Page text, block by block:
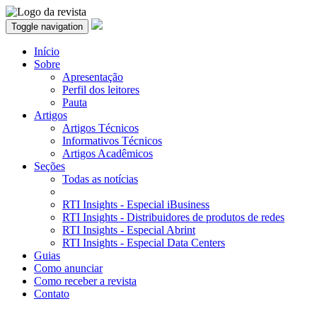
Toggle navigation
Início
Sobre
Apresentação
Perfil dos leitores
Pauta
Artigos
Artigos Técnicos
Informativos Técnicos
Artigos Acadêmicos
Seções
Todas as notícias
RTI Insights - Especial iBusiness
RTI Insights - Distribuidores de produtos de redes
RTI Insights - Especial Abrint
RTI Insights - Especial Data Centers
Guias
Como anunciar
Como receber a revista
Contato